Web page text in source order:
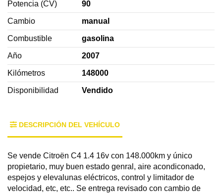
Potencia (CV) 90
Cambio manual
Combustible gasolina
Año 2007
Kilómetros 148000
Disponibilidad Vendido
DESCRIPCIÓN DEL VEHÍCULO
Se vende Citroën C4 1.4 16v con 148.000km y único
propietario, muy buen estado genral, aire acondiconado,
espejos y elevalunas eléctricos, control y limitador de
velocidad, etc, etc.. Se entrega revisado con cambio de